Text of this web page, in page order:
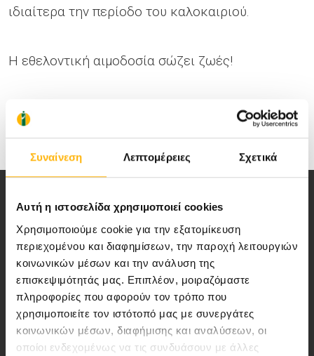
Συναίνεση Λεπτομέρειες Σχετικά
Αυτή η ιστοσελίδα χρησιμοποιεί cookies
Χρησιμοποιούμε cookie για την εξατομίκευση
περιεχομένου και διαφημίσεων, την παροχή λειτουργιών
κοινωνικών μέσων και την ανάλυση της
επισκεψιμότητάς μας. Επιπλέον, μοιραζόμαστε
πληροφορίες που αφορούν τον τρόπο που
χρησιμοποιείτε τον ιστότοπό μας με συνεργάτες
κοινωνικών μέσων, διαφήμισης και αναλύσεων, οι
οποίοι ενδεχομένως να τις συνδυάσουν με άλλες
ιδιαίτερα την περίοδο του καλοκαιριού.
Η εθελοντική αιμοδοσία σώζει ζωές!
Αποστολή μας να παρέχουμε υψηλής
ποιότητας ολοκληρωμένες υπηρεσίες
υγείας.